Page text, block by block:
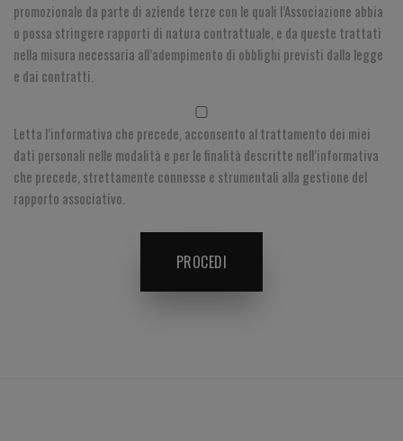
promozionale da parte di aziende terze con le quali l’Associazione abbia
o possa stringere rapporti di natura contrattuale, e da queste trattati
nella misura necessaria all’adempimento di obblighi previsti dalla legge
e dai contratti.
Letta l’informativa che precede, acconsento al trattamento dei miei
dati personali nelle modalità e per le finalità descritte nell’informativa
che precede, strettamente connesse e strumentali alla gestione del
rapporto associativo.
PROCEDI